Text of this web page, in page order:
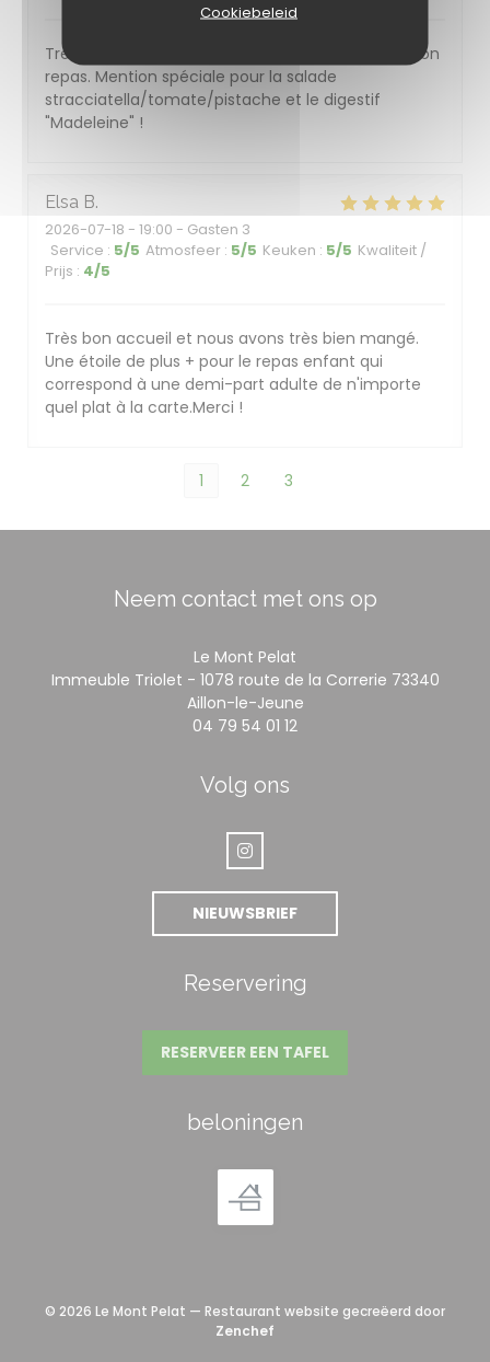
Cookiebeleid
Très bonne soirée. Accueil sympathique et très bon
repas. Mention spéciale pour la salade
stracciatella/tomate/pistache et le digestif
"Madeleine" !
Elsa B
2026-07-18 - 19:00 - Gasten 3
Service : 5/5 Atmosfeer : 5/5 Keuken : 5/5 Kwaliteit /
Prijs : 4/5
Très bon accueil et nous avons très bien mangé.
Une étoile de plus + pour le repas enfant qui
correspond à une demi-part adulte de n'importe
quel plat à la carte.Merci !
1 2 3
Neem contact met ons op
Le Mont Pelat
Immeuble Triolet - 1078 route de la Correrie 73340
Aillon-le-Jeune((opent in een nieuw
04 79 54 01 12
Volg ons
Instagram ((opent in een
NIEUWSBRIEF
Reservering
RESERVEER EEN TAFEL
beloningen
© 2026 Le Mont Pelat — Restaurant website gecreëerd door
Zenchef